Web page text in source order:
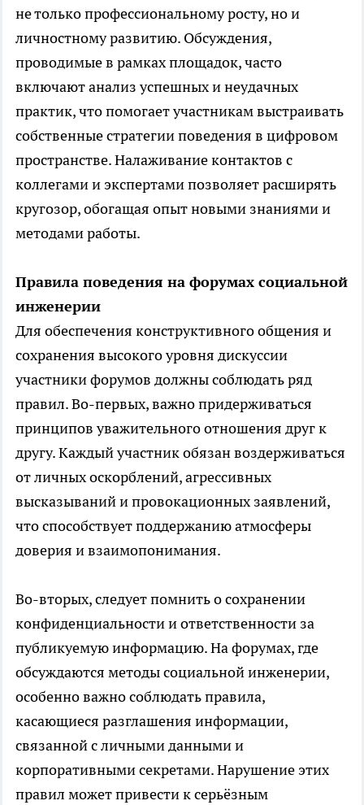
не только профессиональному росту, но и
личностному развитию. Обсуждения,
проводимые в рамках площадок, часто
включают анализ успешных и неудачных
практик, что помогает участникам выстраивать
собственные стратегии поведения в цифровом
пространстве. Налаживание контактов с
коллегами и экспертами позволяет расширять
кругозор, обогащая опыт новыми знаниями и
методами работы.
Правила поведения на форумах социальной
инженерии
Для обеспечения конструктивного общения и
сохранения высокого уровня дискуссии
участники форумов должны соблюдать ряд
правил. Во-первых, важно придерживаться
принципов уважительного отношения друг к
другу. Каждый участник обязан воздерживаться
от личных оскорблений, агрессивных
высказываний и провокационных заявлений,
что способствует поддержанию атмосферы
доверия и взаимопонимания.
Во-вторых, следует помнить о сохранении
конфиденциальности и ответственности за
публикуемую информацию. На форумах, где
обсуждаются методы социальной инженерии,
особенно важно соблюдать правила,
касающиеся разглашения информации,
связанной с личными данными и
корпоративными секретами. Нарушение этих
правил может привести к серьёзным